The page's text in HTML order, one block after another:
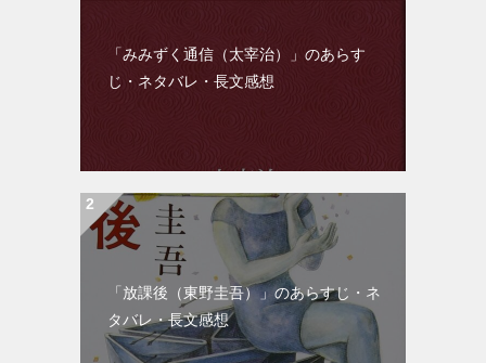
「みみずく通信（太宰治）」のあらす
じ・ネタバレ・長文感想
「放課後（東野圭吾）」のあらすじ・ネ
タバレ・長文感想